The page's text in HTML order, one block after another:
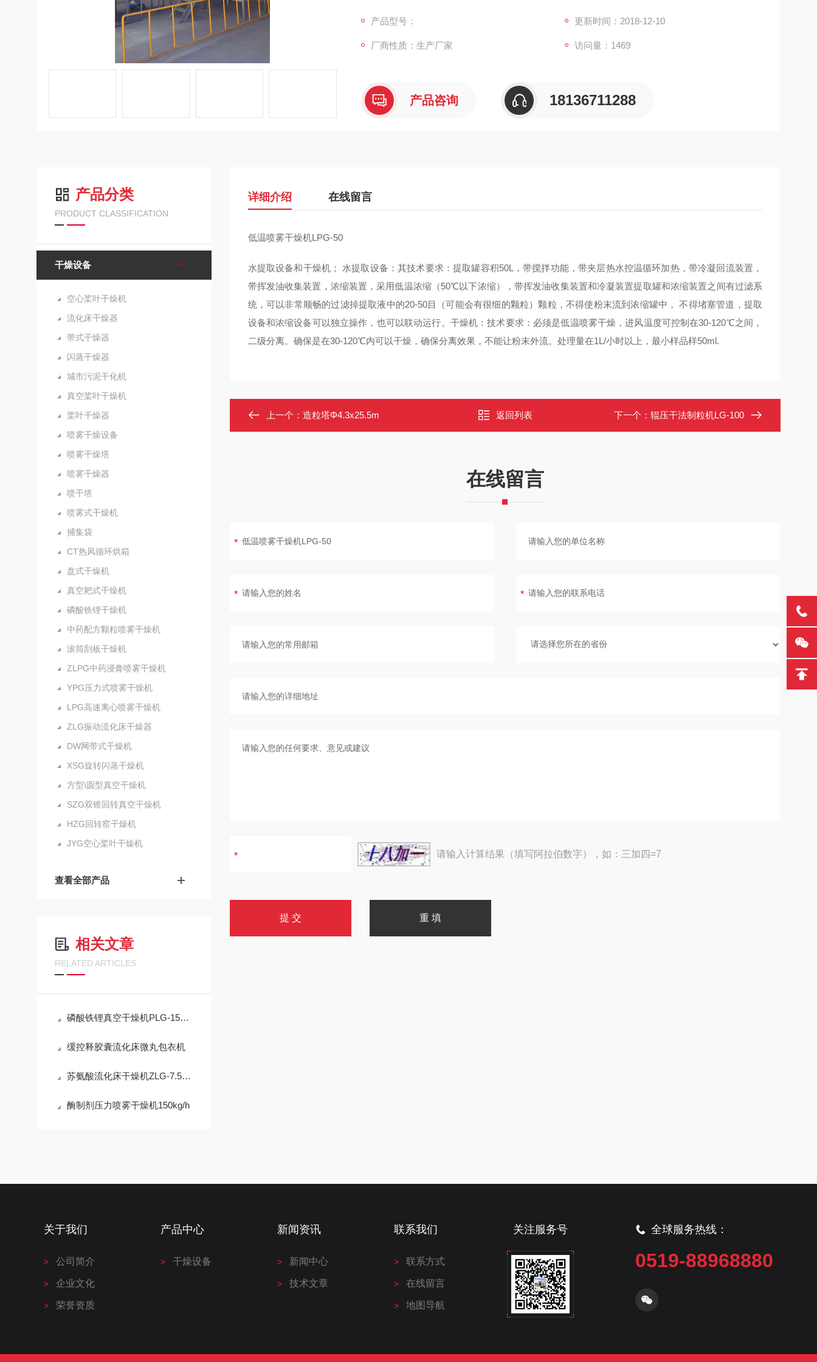
产品型号：
更新时间：2018-12-10
厂商性质：生产厂家 访问量：1469
产品咨询 18136711288
产品分类
PRODUCT CLASSIFICATION
干燥设备
空心桨叶干燥机
流化床干燥器
带式干燥器
闪蒸干燥器
城市污泥干化机
真空桨叶干燥机
桨叶干燥器
喷雾干燥设备
喷雾干燥塔
喷雾干燥器
喷干塔
喷雾式干燥机
捕集袋
CT热风循环烘箱
盘式干燥机
真空耙式干燥机
磷酸铁锂干燥机
中药配方颗粒喷雾干燥机
滚筒刮板干燥机
ZLPG中药浸膏喷雾干燥机
YPG压力式喷雾干燥机
LPG高速离心喷雾干燥机
ZLG振动流化床干燥器
DW网带式干燥机
XSG旋转闪蒸干燥机
方型\圆型真空干燥机
SZG双锥回转真空干燥机
HZG回转窑干燥机
JYG空心桨叶干燥机
查看全部产品
相关文章
RELATED ARTICLES
磷酸铁锂真空干燥机PLG-1500×12
缓控释胶囊流化床微丸包衣机
苏氨酸流化床干燥机ZLG-7.5×0.6
酶制剂压力喷雾干燥机150kg/h
详细介绍 在线留言
低温喷雾干燥机LPG-50
水提取设备和干燥机； 水提取设备：其技术要求：提取罐容积50L，带搅拌功能，带夹层热水控温循环加热，带冷凝回流装置，
带挥发油收集装置，浓缩装置，采用低温浓缩（50℃以下浓缩），带挥发油收集装置和冷凝装置提取罐和浓缩装置之间有过滤系
统，可以非常顺畅的过滤掉提取液中的20-50目（可能会有很细的颗粒）颗粒，不得使粉末流到浓缩罐中， 不得堵塞管道，提取
设备和浓缩设备可以独立操作，也可以联动运行。干燥机：技术要求：必须是低温喷雾干燥，进风温度可控制在30-120℃之间，
二级分离。确保是在30-120℃内可以干燥，确保分离效果，不能让粉末外流。处理量在1L/小时以上，最小样品样50ml.
上一个： 造粒塔Φ4.3x25.5m 返回列表 下一个： 辊压干法制粒机LG-100
在线留言
请输入计算结果（填写阿拉伯数字），如：三加四=7
关于我们
公司简介
企业文化
荣誉资质
产品中心
干燥设备
新闻资讯
新闻中心
技术文章
联系我们
联系方式
在线留言
地图导航
关注服务号 全球服务热线：
0519-88968880